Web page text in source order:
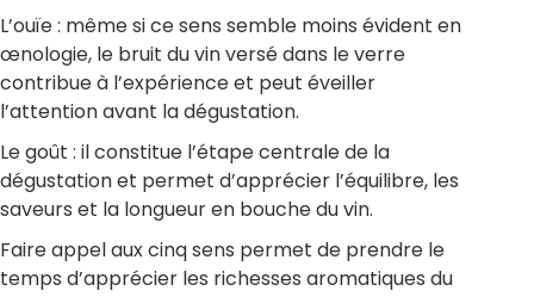
L’ouïe : même si ce sens semble moins évident en
œnologie, le bruit du vin versé dans le verre
contribue à l’expérience et peut éveiller
l’attention avant la dégustation.
Le goût : il constitue l’étape centrale de la
dégustation et permet d’apprécier l’équilibre, les
saveurs et la longueur en bouche du vin.
Faire appel aux cinq sens permet de prendre le
temps d’apprécier les richesses aromatiques du